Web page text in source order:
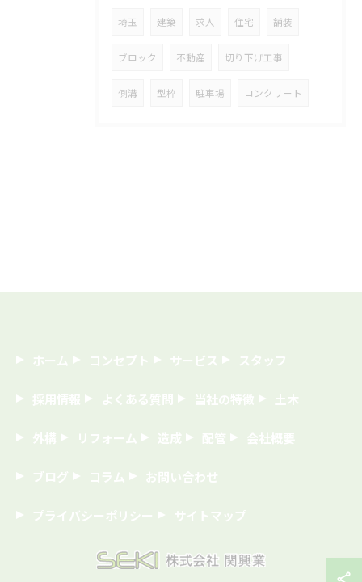
埼玉 建築 求人 住宅 舗装
ブロック 不動産 切り下げ工事
側溝 型枠 駐車場 コンクリート
ホーム コンセプト サービス スタッフ
採用情報 よくある質問 当社の特徴 土木
外構 リフォーム 造成 配管 会社概要
ブログ コラム お問い合わせ
プライバシーポリシー サイトマップ